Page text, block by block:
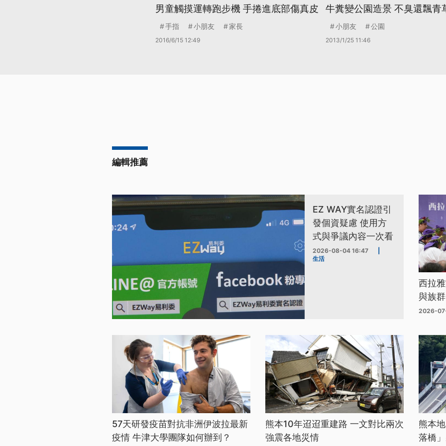
男童觸摸運轉跑步機 手捲進底部傷真皮
手指 小朋友 家長
2016/6/15 12:49
牛糞變公園造景 不臭還飄青
小朋友 公園
2013/1/25 11:46
編輯推薦
EZ WAY實名認證引
發個資疑慮 使用方
式與爭議內容一次看
2026-08-04 16:47
生活
西拉
與族
2026-
57天研發疫苗對抗非洲伊波拉最新
疫情 牛津大學團隊如何辦到？
熊本10年迢迢重建路 一文對比兩次
強震各地災情
熊本
落橋